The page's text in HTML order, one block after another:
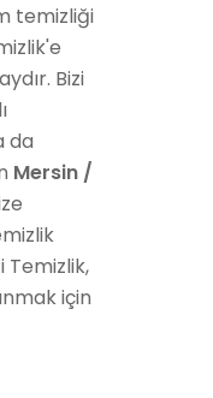
temizliği
Bizi
da
Mersin /
Temizlik,
için